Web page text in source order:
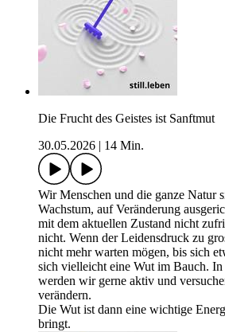
Die Frucht des Geistes ist Sanftmut
30.05.2026
14 Min.
Wir Menschen und die ganze Natur
Wachstum, auf Veränderung
mit dem aktuellen Zustand nicht
nicht. Wenn der Leidensdruck zu
nicht mehr warten mögen, bis sich
sich vielleicht eine Wut im Bauch.
werden wir gerne aktiv und
verändern.
Die Wut ist dann eine wichtige
bringt.